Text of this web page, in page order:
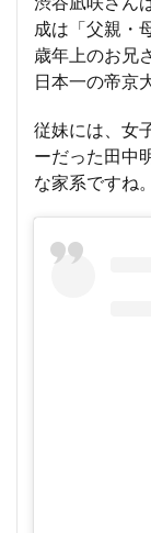
成は「父親・
歳年上のお兄
日本一の帝京
従妹には、女
ーだった田中
な家系ですね。